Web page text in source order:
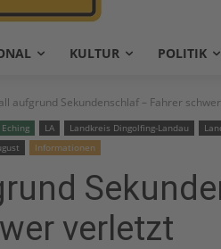
KULTUR POLITIK
aufgrund Sekundenschlaf – Fahrer
Eching LA Landkreis Dingolfing-Landau
Informationen
verletzt